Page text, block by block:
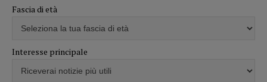
Fascia di età
Interesse principale